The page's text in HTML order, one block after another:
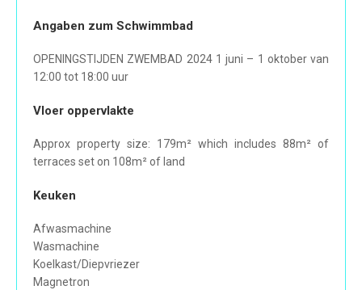
Angaben zum Schwimmbad
OPENINGSTIJDEN ZWEMBAD 2024 1 juni – 1 oktober van
12:00 tot 18:00 uur
Vloer oppervlakte
Approx property size: 179m² which includes 88m² of
terraces set on 108m² of land
Keuken
Afwasmachine
Wasmachine
Koelkast/Diepvriezer
Magnetron